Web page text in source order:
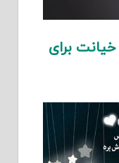
برای